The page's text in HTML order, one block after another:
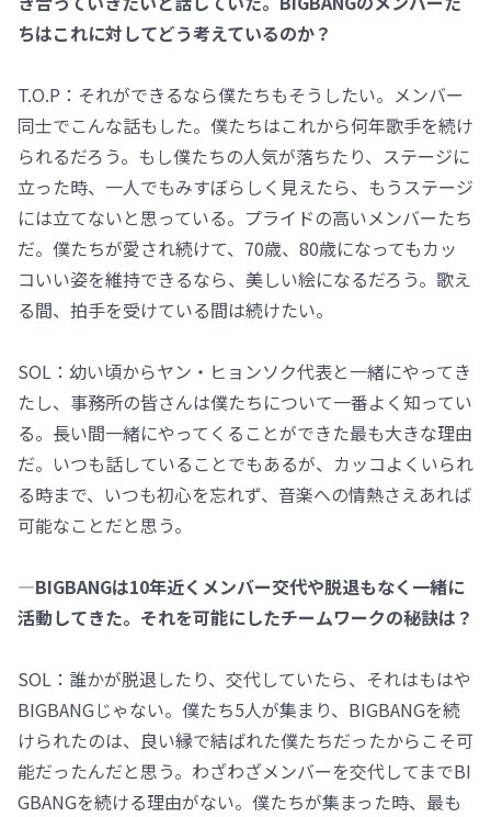
ちはこれに対してどう考えているのか？
T.O.P：それができるなら僕たちもそうしたい。メンバー
同士でこんな話もした。僕たちはこれから何年歌手を続け
られるだろう。もし僕たちの人気が落ちたり、ステージに
立った時、一人でもみすぼらしく見えたら、もうステージ
には立てないと思っている。プライドの高いメンバーたち
だ。僕たちが愛され続けて、70歳、80歳になってもカッ
コいい姿を維持できるなら、美しい絵になるだろう。歌え
る間、拍手を受けている間は続けたい。
SOL：幼い頃からヤン・ヒョンソク代表と一緒にやってき
たし、事務所の皆さんは僕たちについて一番よく知ってい
る。長い間一緒にやってくることができた最も大きな理由
だ。いつも話していることでもあるが、カッコよくいられ
る時まで、いつも初心を忘れず、音楽への情熱さえあれば
可能なことだと思う。
―BIGBANGは10年近くメンバー交代や脱退もなく一緒に
活動してきた。それを可能にしたチームワークの秘訣は？
SOL：誰かが脱退したり、交代していたら、それはもはや
BIGBANGじゃない。僕たち5人が集まり、BIGBANGを続
けられたのは、良い縁で結ばれた僕たちだったからこそ可
能だったんだと思う。わざわざメンバーを交代してまでBI
GBANGを続ける理由がない。僕たちが集まった時、最も